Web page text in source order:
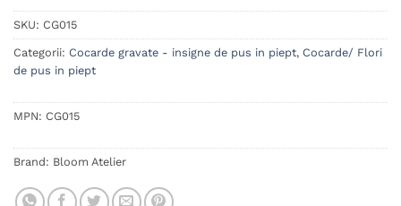
SKU: CG015
Categorii: Cocarde gravate - insigne de pus in piept, Cocarde/ Flori
de pus in piept
MPN: CG015
Brand: Bloom Atelier